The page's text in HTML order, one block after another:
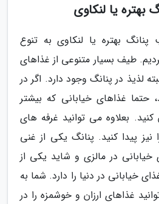
بهتره یا لنکاوی
بهتره یا لنکاوی به تنوع
طیف بسیار متنوعی از غذاهای
لذیذ در پنانگ وجود دارد. اگر در
حتما غذاهای خیابانی که بیشتر
بعلاوه می توانید غرفه های
پیدا کنید. پنانگ یکی از غنی
در مالزی و شاید یکی از
خیابانی در دنیا را دارد. شما به
غذاهای ارزان و خوشمزه را در